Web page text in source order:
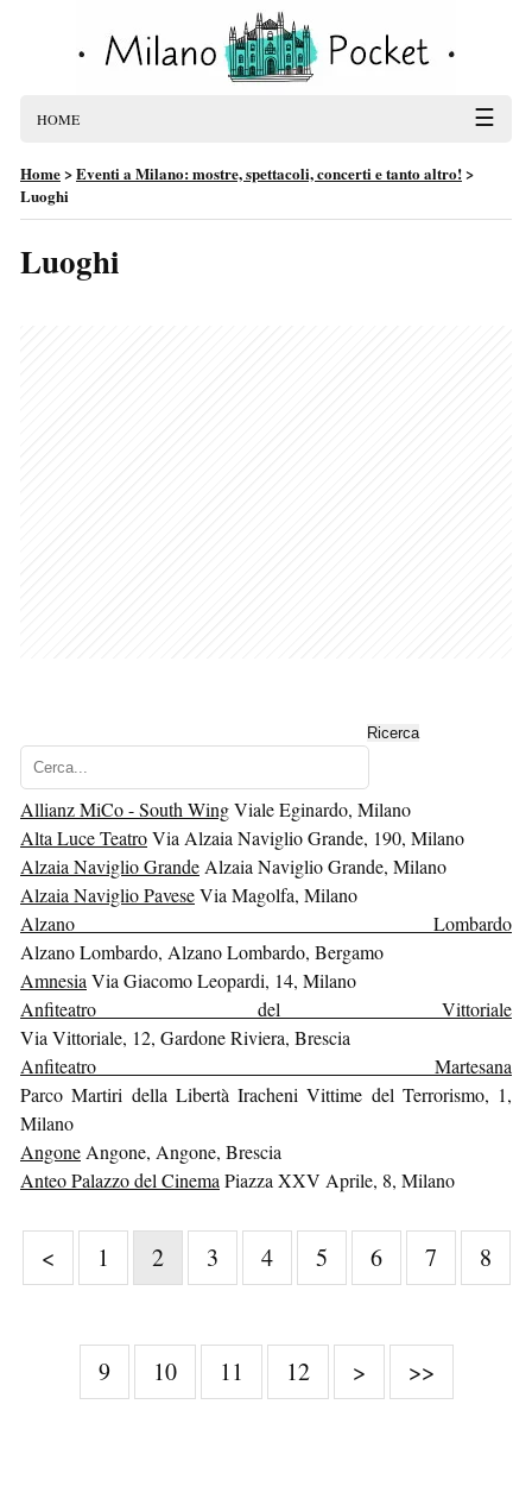
HOME ☰
Home>Eventi a Milano: mostre, spettacoli, concerti e tanto altro!>
Luoghi
Luoghi
Cerca...
Ricerca
Allianz MiCo - South WingViale Eginardo, Milano
Alta Luce TeatroVia Alzaia Naviglio Grande, 190, Milano
Alzaia Naviglio Grande Alzaia Naviglio Grande, Milano
Alzaia Naviglio PaveseVia Magolfa, Milano
Alzano Lombardo
Alzano Lombardo, Alzano Lombardo, Bergamo
Amnesia Via Giacomo Leopardi, 14, Milano
Anfiteatro del Vittoriale
Via Vittoriale, 12, Gardone Riviera, Brescia
Anfiteatro Martesana
Parco Martiri della Libertà Iracheni Vittime del Terrorismo, 1,
Milano
Angone Angone, Angone, Brescia
Anteo Palazzo del Cinema Piazza XXV Aprile, 8, Milano
< 1 2 3 4 5 6 7 8
9 10 11 12 > >>